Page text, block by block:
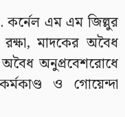
কর্নেল এম এম জিল্লুর
রক্ষা, মাদকের অবৈধ
অবৈধ অনুপ্রবেশরোধে
ও গোয়েন্দা